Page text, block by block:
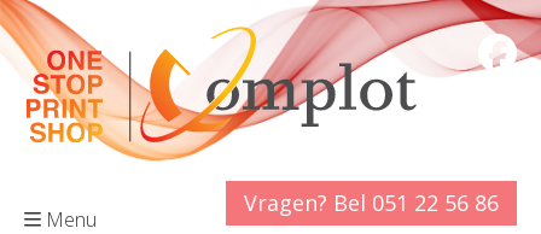
Menu
Vragen? Bel 051 22 56 86